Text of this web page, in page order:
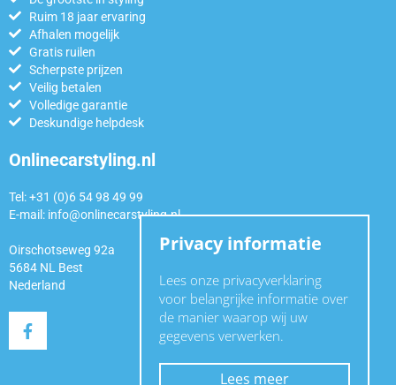
Ruim 18 jaar ervaring
Afhalen mogelijk
Gratis ruilen
Scherpste prijzen
Veilig betalen
Volledige garantie
Deskundige helpdesk
Onlinecarstyling.nl
Tel: +31 (0)6 54 98 49 99
E-mail: info@onlinecarstyling.nl
Oirschotseweg 92a
5684 NL Best
Nederland
Privacy informatie
Lees onze privacyverklaring
voor belangrijke informatie over
de manier waarop wij uw
gegevens verwerken.
Lees meer